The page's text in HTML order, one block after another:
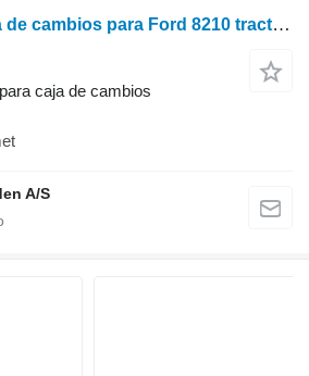
Engranaje para caja de cambios para Ford 8210 tractor de ruedas
caja de cambios
A/S